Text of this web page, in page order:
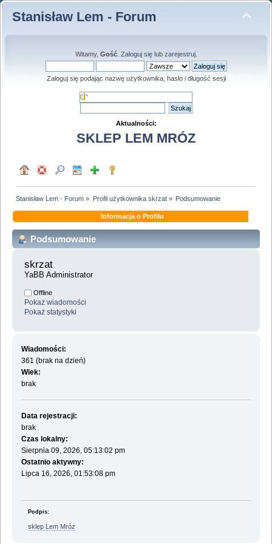
Stanisław Lem - Forum
Witamy, Gość. Zaloguj sięlub zarejestruj.
Zaloguj się podając nazwę użytkownika, hasło i długość sesji
Aktualności:
SKLEP LEM MRÓZ
Stanisław Lem - Forum » Profil użytkownika skrzat» Podsumowanie
Informacja o Profilu
Podsumowanie
skrzat
YaBB Administrator
Offline
Pokaż wiadomości
Pokaż statystyki
Wiadomości:
361 (brak na dzień)
Wiek:
brak
Data rejestracji:
brak
Czas lokalny:
Sierpnia 09, 2026, 05:13:02 pm
Ostatnio aktywny:
Lipca 16, 2026, 01:53:08 pm
Podpis:
sklep Lem Mróz